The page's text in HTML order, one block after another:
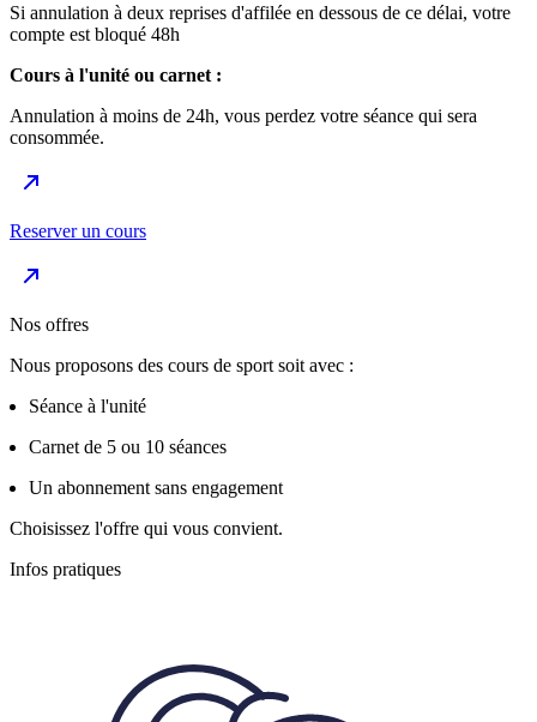
Si annulation à deux reprises d'affilée en dessous de ce délai, votre
compte est bloqué 48h
Cours à l'unité ou carnet :
Annulation à moins de 24h, vous perdez votre séance qui sera
consommée.
Reserver un cours
Nos offres
Nous proposons des cours de sport soit avec :
Séance à l'unité
Carnet de 5 ou 10 séances
Un abonnement sans engagement
Choisissez l'offre qui vous convient.
Infos pratiques